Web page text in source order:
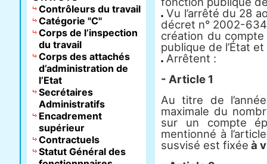
Vu l’arrêté du 28
décret n° 2002-
création du
publique de l’État
Arrêtent :
- Article 1
Au titre de
maximale du
sur un compte
mentionné à
susvisé est fixée à
Contrôleurs du travail
Catégorie "C"
Corps de l’inspection
du travail
Corps des attachés
d’administration de
l’Etat
Secrétaires
Administratifs
Encadrement
supérieur
Contractuels
Statut Général des